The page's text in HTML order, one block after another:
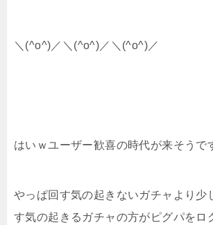
＼(^o^)／＼(^o^)／＼(^o^)／
はいｗユーザー歓喜の時代が来そうで
やっぱ回す気の起きないガチャより少
す気の起きるガチャの方がピグパをロ